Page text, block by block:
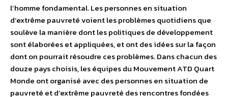
l’homme fondamental. Les personnes en situation
d’extrême pauvreté voient les problèmes quotidiens que
soulève la manière dont les politiques de développement
sont élaborées et appliquées, et ont des idées sur la façon
dont on pourrait résoudre ces problèmes. Dans chacun des
douze pays choisis, les équipes du Mouvement ATD Quart
Monde ont organisé avec des personnes en situation de
pauvreté et d’extrême pauvreté des rencontres fondées